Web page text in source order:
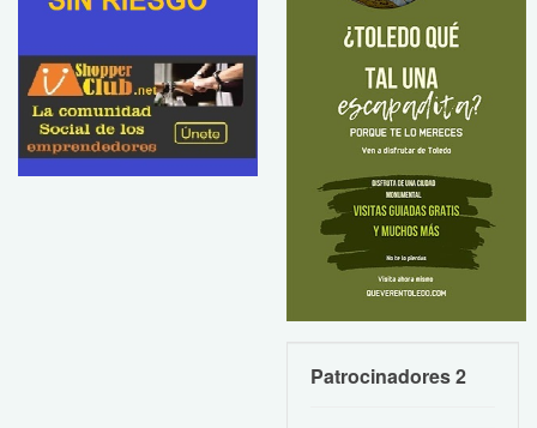
Patrocinadores 2